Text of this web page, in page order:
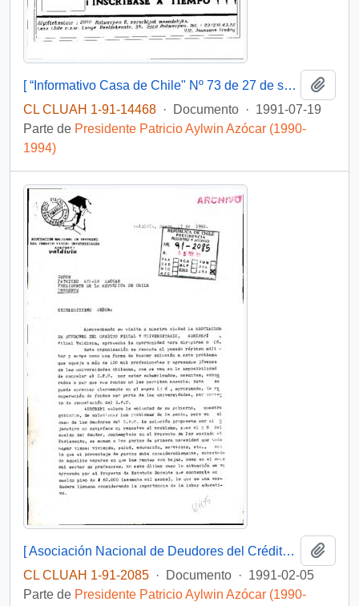
[ “Informativo Casa de Chile" Nº 73 de 27 de septiembre de 1991]
CL CLUAH 1-91-14468 · Documento · 1991-07-19
Parte de Presidente Patricio Aylwin Azócar (1990-
1994)
[ Asociación Nacional de Deudores del Crédito Fiscal Universitario solicita solución respecto de deudas universitarias]
CL CLUAH 1-91-2085 · Documento · 1991-02-05
Parte de Presidente Patricio Aylwin Azócar (1990-